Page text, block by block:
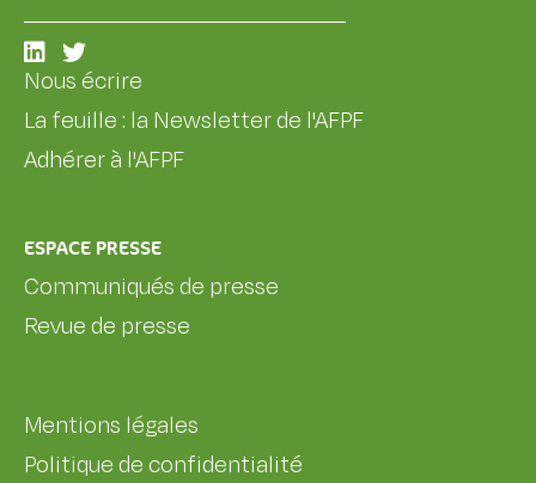
Nous écrire
La feuille : la Newsletter de l'AFPF
Adhérer à l'AFPF
ESPACE PRESSE
Communiqués de presse
Revue de presse
Mentions légales
Politique de confidentialité